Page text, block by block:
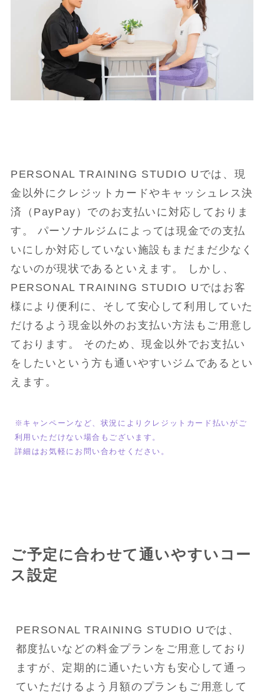
PERSONAL TRAINING STUDIO Uでは、現
金以外にクレジットカードやキャッシュレス決
済（PayPay）でのお支払いに対応しておりま
す。 パーソナルジムによっては現金での支払
いにしか対応していない施設もまだまだ少なく
ないのが現状であるといえます。 しかし、
PERSONAL TRAINING STUDIO Uではお客
様により便利に、そして安心して利用していた
だけるよう現金以外のお支払い方法もご用意し
ております。 そのため、現金以外でお支払い
をしたいという方も通いやすいジムであるとい
えます。
※キャンペーンなど、状況によりクレジットカード払いがご
利用いただけない場合もございます。
詳細はお気軽にお問い合わせください。
ご予定に合わせて通いやすいコー
ス設定
PERSONAL TRAINING STUDIO Uでは、
都度払いなどの料金プランをご用意しており
ますが、定期的に通いたい方も安心して通っ
ていただけるよう月額のプランもご用意して